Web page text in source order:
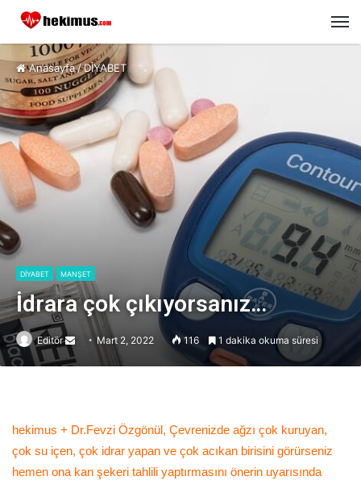
Anasayfa/DİYABET
DİYABET MANŞET
İdrara çok çıkıyorsanız…
Editör
Send
an
Mart 2, 2022 116 1 dakika okuma süresi
hekimus + Dr.Fevzi Özgönül, Çevrenizde ağzı çok kuruyan,
çok su içen, çok idrar yapan ve çok acıkan birisini görürseniz
hemen ona kan şekeri tahlili yaptırmasını önerin uyarısında